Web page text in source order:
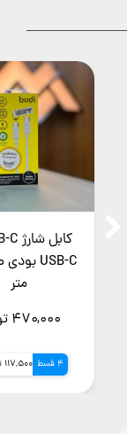
متر
۴۷۰,۰۰۰ تومان
4 قسط 117,500 تومانی